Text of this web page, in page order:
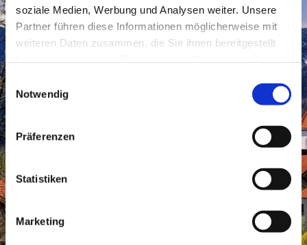
soziale Medien, Werbung und Analysen weiter. Unsere
Partner führen diese Informationen möglicherweise mit
weiteren Daten zusammen, die Sie ihnen bereitgestellt
Einwilligungsauswahl
Notwendig
Präferenzen
Statistiken
Marketing